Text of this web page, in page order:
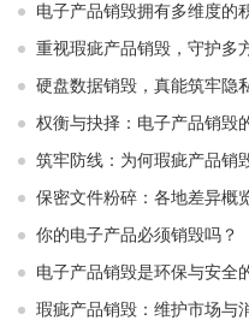
电子产品销毁拥有多维度的
重视瑕疵产品销毁，守护多
硬盘数据销毁，真能筑牢隐
权衡与抉择：电子产品销毁
筑牢防线：为何瑕疵产品销
保密文件粉碎：各地差异概
你的电子产品必须销毁吗？
电子产品销毁是环保与安全
瑕疵产品销毁：维护市场与